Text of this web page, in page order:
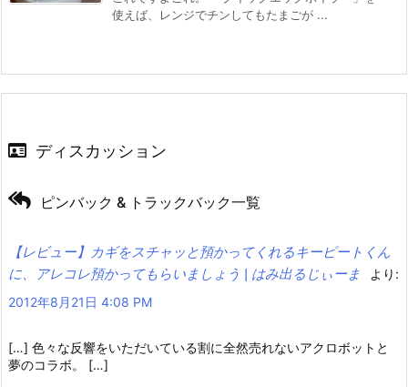
使えば、レンジでチンしてもたまごが ...
ディスカッション
ピンバック & トラックバック一覧
【レビュー】カギをスチャッと預かってくれるキーピートくん
に、アレコレ預かってもらいましょう | はみ出るじぃーま
より:
2012年8月21日 4:08 PM
[…] 色々な反響をいただいている割に全然売れないアクロボットと
夢のコラボ。 […]